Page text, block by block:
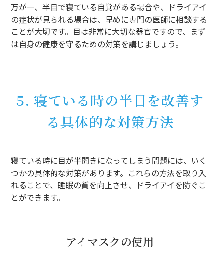
万が一、半目で寝ている自覚がある場合や、ドライアイ
の症状が見られる場合は、早めに専門の医師に相談する
ことが大切です。目は非常に大切な器官ですので、まず
は自身の健康を守るための対策を講じましょう。
5. 寝ている時の半目を改善す
る具体的な対策方法
寝ている時に目が半開きになってしまう問題には、いく
つかの具体的な対策があります。これらの方法を取り入
れることで、睡眠の質を向上させ、ドライアイを防ぐこ
とができます。
アイマスクの使用